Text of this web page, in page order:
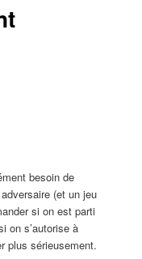
besoin de
(et un jeu
si on est parti
on s’autorise à
plus sérieusement.